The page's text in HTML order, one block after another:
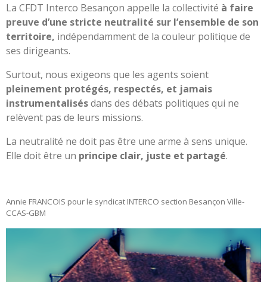
La CFDT Interco Besançon appelle la collectivité à faire
preuve d’une stricte neutralité sur l’ensemble de son
territoire, indépendamment de la couleur politique de
ses dirigeants.
Surtout, nous exigeons que les agents soient
pleinement protégés, respectés, et jamais
instrumentalisésdans des débats politiques qui ne
relèvent pas de leurs missions.
La neutralité ne doit pas être une arme à sens unique.
Elle doit être un principe clair, juste et partagé.
Annie FRANCOIS pour le syndicat INTERCO section Besançon Ville-
CCAS-GBM